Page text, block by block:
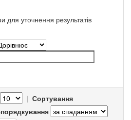
для уточнення результатів
| Сортування